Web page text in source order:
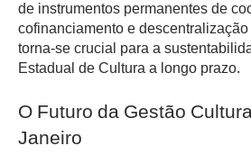
de instrumentos permanentes de
cofinanciamento e
torna-se crucial para a
Estadual de Cultura a longo prazo.
O Futuro da Gestão
Janeiro